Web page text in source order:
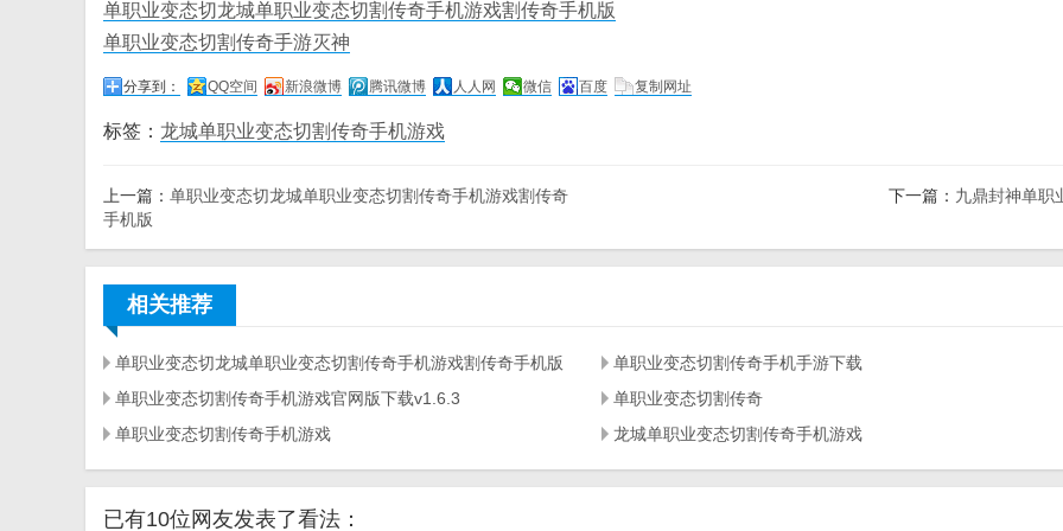
单职业变态切龙城单职业变态切割传奇手机游戏割传奇手机版
单职业变态切割传奇手游灭神
分享到： QQ空间 新浪微博 腾讯微博 人人网 微信 百度 复制网址
标签： 龙城单职业变态切割传奇手机游戏
上一篇： 单职业变态切龙城单职业变态切割传奇手机游戏割传奇
手机版
下一篇： 九鼎封神单职
相关推荐
单职业变态切龙城单职业变态切割传奇手机游戏割传奇手机版
单职业变态切割传奇手机手游下载
单职业变态切割传奇手机游戏官网版下载v1.6.3
单职业变态切割传奇
单职业变态切割传奇手机游戏
龙城单职业变态切割传奇手机游戏
已有10位网友发表了看法：